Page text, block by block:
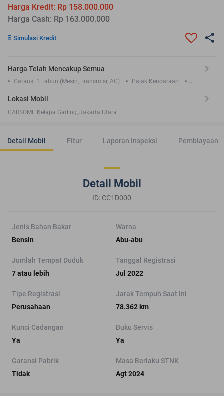
Harga Kredit: Rp 158.000.000
Harga Cash: Rp 163.000.000
Simulasi Kredit
Harga Telah Mencakup Semua
Garansi 1 Tahun (Mesin, Transmisi, AC)
Pajak Kendaraan
Lokasi Mobil
CARSOME Kelapa Gading, Jakarta Utara
Detail Mobil Fitur Laporan Inspeksi Pembiayaan
Detail Mobil
ID: CC1D000
Jenis Bahan Bakar
Bensin
Warna
Abu-abu
Jumlah Tempat Duduk
7 atau lebih
Tanggal Registrasi
Jul 2022
Tipe Registrasi
Perusahaan
Jarak Tempuh Saat Ini
78.362 km
Kunci Cadangan
Ya
Buku Servis
Ya
Garansi Pabrik
Tidak
Masa Berlaku STNK
Agt 2024